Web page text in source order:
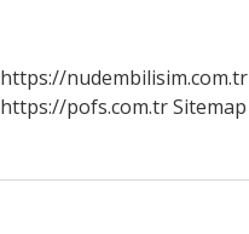
https://nudembilisim.com.tr
https://pofs.com.trSitemap